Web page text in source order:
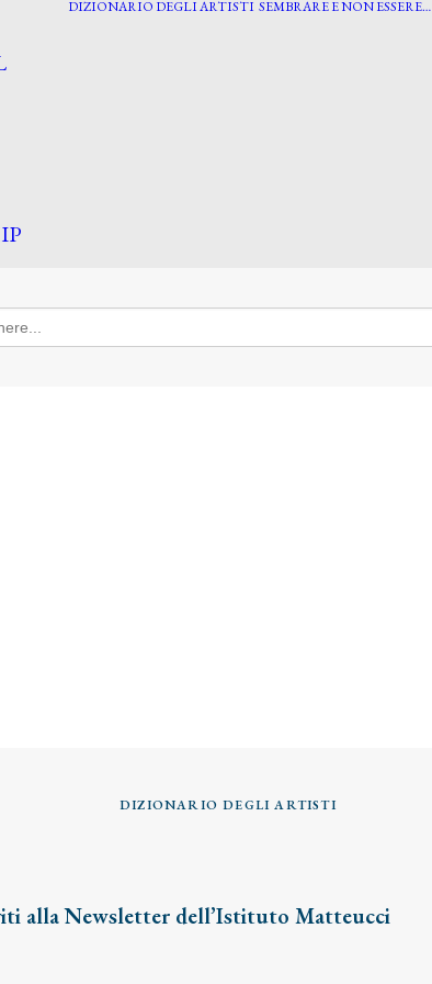
DIZIONARIO DEGLI ARTISTI SEMBRARE E NON ESSERE…
DIZIONARIO DEGLI ARTISTI
alla Newsletter dell’Istituto Matteucci